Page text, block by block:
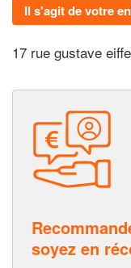
Il s'agit de votre
17 rue gustave
soyez en